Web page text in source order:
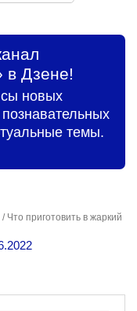
в Дзене!
новых
темы.
/ Что приготовить в жаркий